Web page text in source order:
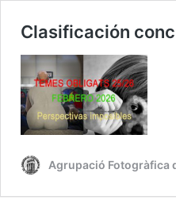
Clasificación
Agrupació Fotogràfica